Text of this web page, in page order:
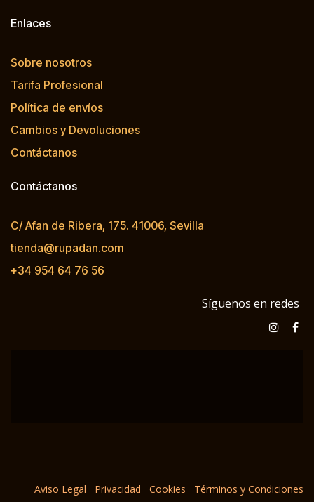
Enlaces
Sobre nosotros
Tarifa Profesional
Política de envíos
Cambios y Devoluciones
Contáctanos
Contáctanos
C/ Afan de Ribera, 175. 41006, Sevilla
tienda@rupadan.com
+34 954 64 76 56
Síguenos en redes
Aviso Legal Privacidad Cookies Términos y Condiciones